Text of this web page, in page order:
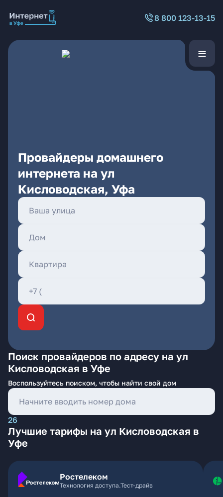
8 800 123-13-15
Провайдеры домашнего
интернета на ул
Кисловодская, Уфа
Поиск провайдеров по адресу на ул
Кисловодская в Уфе
Воспользуйтесь поиском, чтобы найти свой дом
26
Лучшие тарифы на ул Кисловодская в
Уфе
Ростелеком
Технология доступа.Тест-драйв